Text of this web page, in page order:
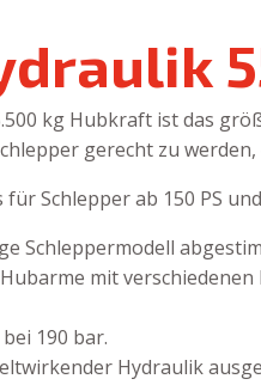
kg Hubkraft ist das
gerecht zu
Schlepper ab 150 PS
Schleppermodell
mit
190 bar.
Hydraulik